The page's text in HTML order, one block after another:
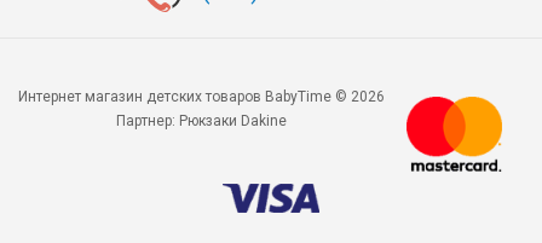
Интернет магазин детских товаров BabyTime © 2026
Партнер: Рюкзаки Dakine